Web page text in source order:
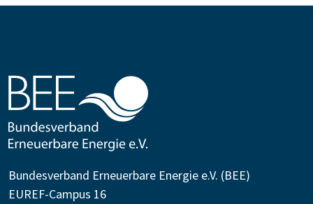
Bundesverband Erneuerbare Energie e.V. (BEE)
EUREF-Campus 16